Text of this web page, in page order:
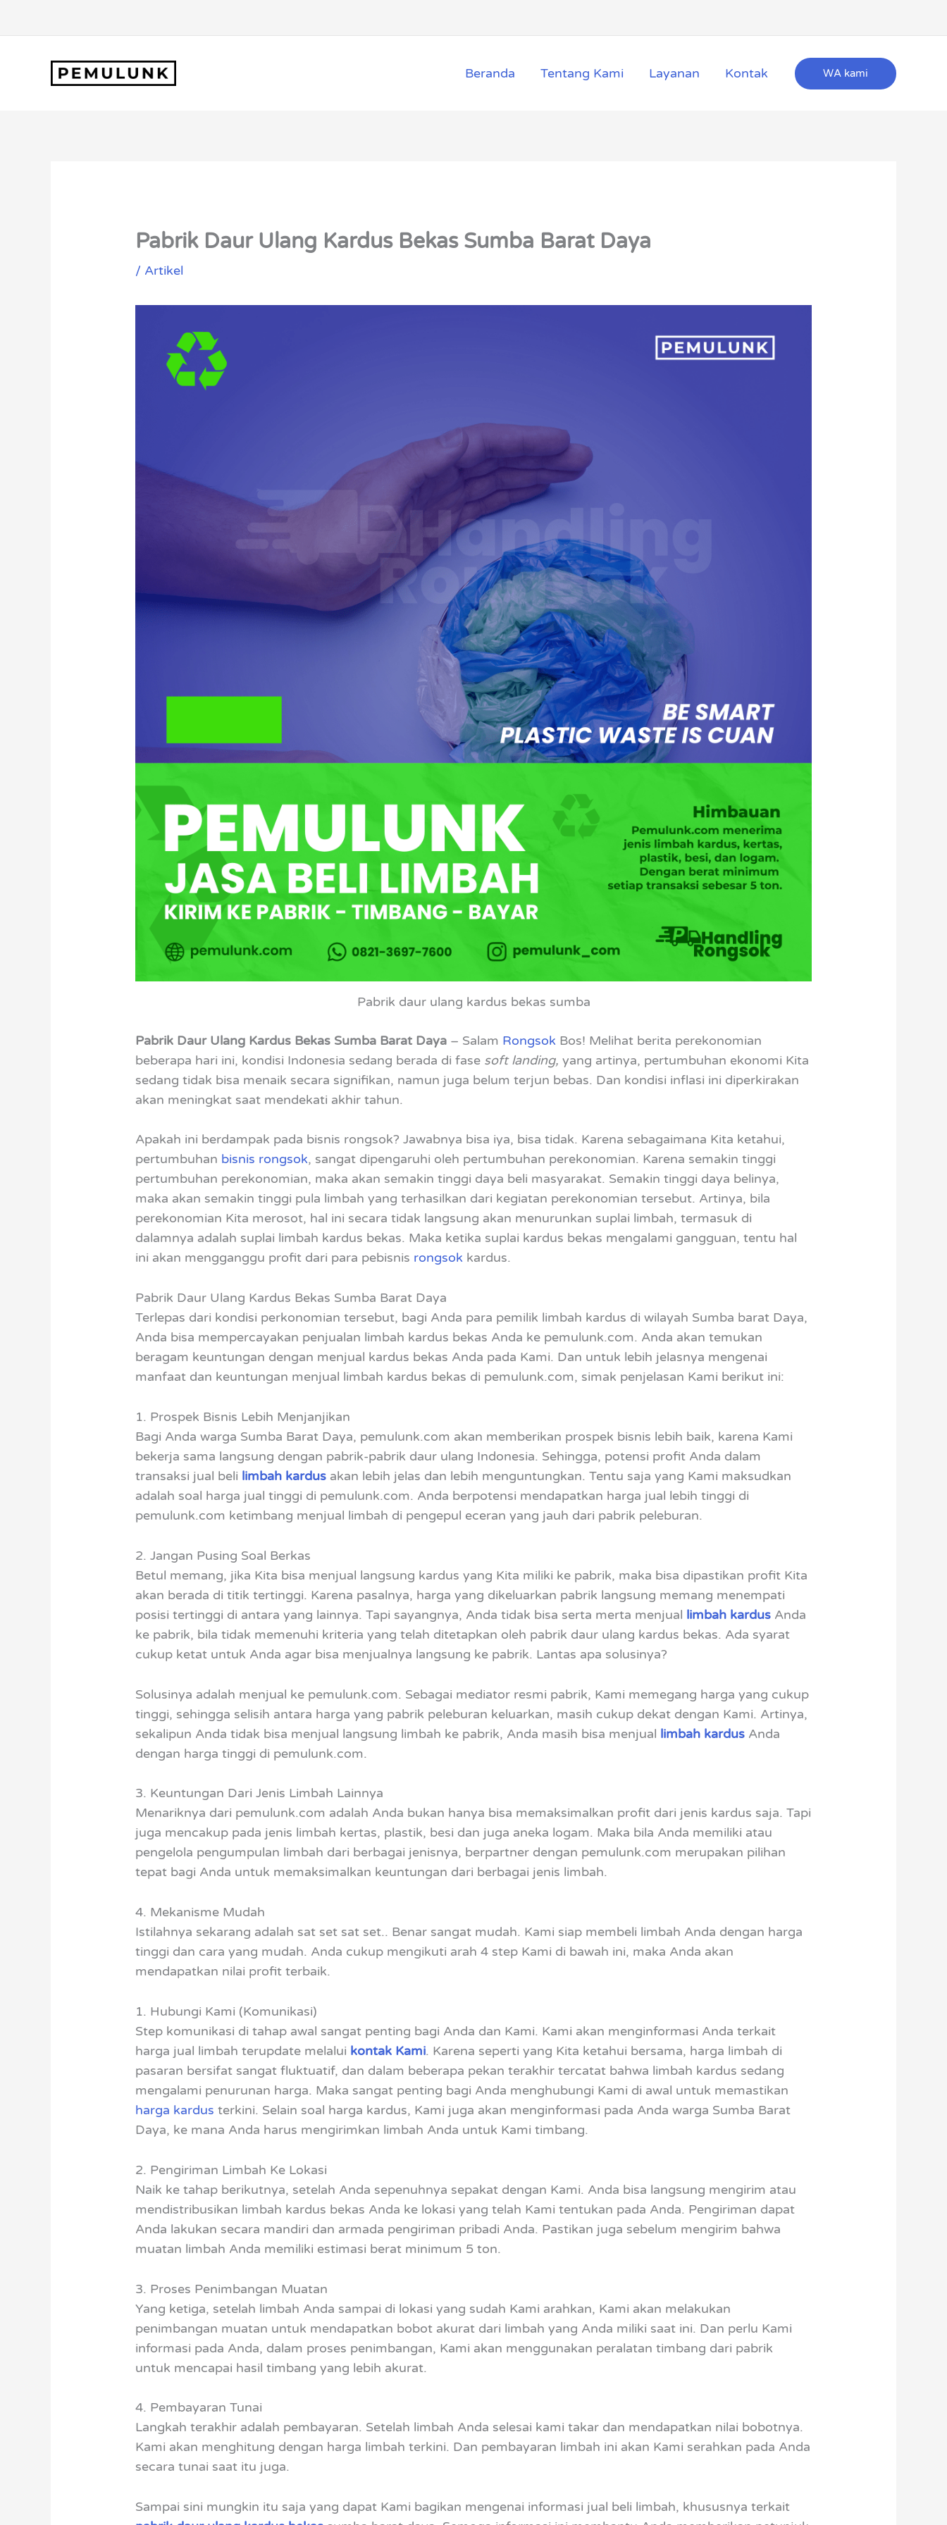
Beranda
Tentang Kami Layanan Kontak WA kami
Pabrik Daur Ulang Kardus Bekas Sumba Barat Daya
/ Artikel
Pabrik daur ulang kardus bekas sumba
Pabrik Daur Ulang Kardus Bekas Sumba Barat Daya – Salam Rongsok Bos! Melihat berita perekonomian
beberapa hari ini, kondisi Indonesia sedang berada di fase soft landing,yang artinya, pertumbuhan ekonomi Kita
sedang tidak bisa menaik secara signifikan, namun juga belum terjun bebas. Dan kondisi inflasi ini diperkirakan
akan meningkat saat mendekati akhir tahun.
Apakah ini berdampak pada bisnis rongsok? Jawabnya bisa iya, bisa tidak. Karena sebagaimana Kita ketahui,
pertumbuhan bisnis rongsok, sangat dipengaruhi oleh pertumbuhan perekonomian. Karena semakin tinggi
pertumbuhan perekonomian, maka akan semakin tinggi daya beli masyarakat. Semakin tinggi daya belinya,
maka akan semakin tinggi pula limbah yang terhasilkan dari kegiatan perekonomian tersebut. Artinya, bila
perekonomian Kita merosot, hal ini secara tidak langsung akan menurunkan suplai limbah, termasuk di
dalamnya adalah suplai limbah kardus bekas. Maka ketika suplai kardus bekas mengalami gangguan, tentu hal
ini akan mengganggu profit dari para pebisnis rongsok kardus.
Pabrik Daur Ulang Kardus Bekas Sumba Barat Daya
Terlepas dari kondisi perkonomian tersebut, bagi Anda para pemilik limbah kardus di wilayah Sumba barat Daya,
Anda bisa mempercayakan penjualan limbah kardus bekas Anda ke pemulunk.com. Anda akan temukan
beragam keuntungan dengan menjual kardus bekas Anda pada Kami. Dan untuk lebih jelasnya mengenai
manfaat dan keuntungan menjual limbah kardus bekas di pemulunk.com, simak penjelasan Kami berikut ini:
1. Prospek Bisnis Lebih Menjanjikan
Bagi Anda warga Sumba Barat Daya, pemulunk.com akan memberikan prospek bisnis lebih baik, karena Kami
bekerja sama langsung dengan pabrik-pabrik daur ulang Indonesia. Sehingga, potensi profit Anda dalam
transaksi jual beli limbah kardus akan lebih jelas dan lebih menguntungkan. Tentu saja yang Kami maksudkan
adalah soal harga jual tinggi di pemulunk.com. Anda berpotensi mendapatkan harga jual lebih tinggi di
pemulunk.com ketimbang menjual limbah di pengepul eceran yang jauh dari pabrik peleburan.
2. Jangan Pusing Soal Berkas
Betul memang, jika Kita bisa menjual langsung kardus yang Kita miliki ke pabrik, maka bisa dipastikan profit Kita
akan berada di titik tertinggi. Karena pasalnya, harga yang dikeluarkan pabrik langsung memang menempati
posisi tertinggi di antara yang lainnya. Tapi sayangnya, Anda tidak bisa serta merta menjual limbah kardus Anda
ke pabrik, bila tidak memenuhi kriteria yang telah ditetapkan oleh pabrik daur ulang kardus bekas. Ada syarat
cukup ketat untuk Anda agar bisa menjualnya langsung ke pabrik. Lantas apa solusinya?
Solusinya adalah menjual ke pemulunk.com. Sebagai mediator resmi pabrik, Kami memegang harga yang cukup
tinggi, sehingga selisih antara harga yang pabrik peleburan keluarkan, masih cukup dekat dengan Kami. Artinya,
sekalipun Anda tidak bisa menjual langsung limbah ke pabrik, Anda masih bisa menjual limbah kardus Anda
dengan harga tinggi di pemulunk.com.
3. Keuntungan Dari Jenis Limbah Lainnya
Menariknya dari pemulunk.com adalah Anda bukan hanya bisa memaksimalkan profit dari jenis kardus saja. Tapi
juga mencakup pada jenis limbah kertas, plastik, besi dan juga aneka logam. Maka bila Anda memiliki atau
pengelola pengumpulan limbah dari berbagai jenisnya, berpartner dengan pemulunk.com merupakan pilihan
tepat bagi Anda untuk memaksimalkan keuntungan dari berbagai jenis limbah.
4. Mekanisme Mudah
Istilahnya sekarang adalah sat set sat set.. Benar sangat mudah. Kami siap membeli limbah Anda dengan harga
tinggi dan cara yang mudah. Anda cukup mengikuti arah 4 step Kami di bawah ini, maka Anda akan
mendapatkan nilai profit terbaik.
1. Hubungi Kami (Komunikasi)
Step komunikasi di tahap awal sangat penting bagi Anda dan Kami. Kami akan menginformasi Anda terkait
harga jual limbah terupdate melalui kontak Kami. Karena seperti yang Kita ketahui bersama, harga limbah di
pasaran bersifat sangat fluktuatif, dan dalam beberapa pekan terakhir tercatat bahwa limbah kardus sedang
mengalami penurunan harga. Maka sangat penting bagi Anda menghubungi Kami di awal untuk memastikan
harga kardus terkini. Selain soal harga kardus, Kami juga akan menginformasi pada Anda warga Sumba Barat
Daya, ke mana Anda harus mengirimkan limbah Anda untuk Kami timbang.
2. Pengiriman Limbah Ke Lokasi
Naik ke tahap berikutnya, setelah Anda sepenuhnya sepakat dengan Kami. Anda bisa langsung mengirim atau
mendistribusikan limbah kardus bekas Anda ke lokasi yang telah Kami tentukan pada Anda. Pengiriman dapat
Anda lakukan secara mandiri dan armada pengiriman pribadi Anda. Pastikan juga sebelum mengirim bahwa
muatan limbah Anda memiliki estimasi berat minimum 5 ton.
3. Proses Penimbangan Muatan
Yang ketiga, setelah limbah Anda sampai di lokasi yang sudah Kami arahkan, Kami akan melakukan
penimbangan muatan untuk mendapatkan bobot akurat dari limbah yang Anda miliki saat ini. Dan perlu Kami
informasi pada Anda, dalam proses penimbangan, Kami akan menggunakan peralatan timbang dari pabrik
untuk mencapai hasil timbang yang lebih akurat.
4. Pembayaran Tunai
Langkah terakhir adalah pembayaran. Setelah limbah Anda selesai kami takar dan mendapatkan nilai bobotnya.
Kami akan menghitung dengan harga limbah terkini. Dan pembayaran limbah ini akan Kami serahkan pada Anda
secara tunai saat itu juga.
Sampai sini mungkin itu saja yang dapat Kami bagikan mengenai informasi jual beli limbah, khususnya terkait